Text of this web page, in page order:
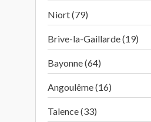
Niort (79)
Brive-la-Gaillarde (19)
Bayonne (64)
Angoulême (16)
Talence (33)